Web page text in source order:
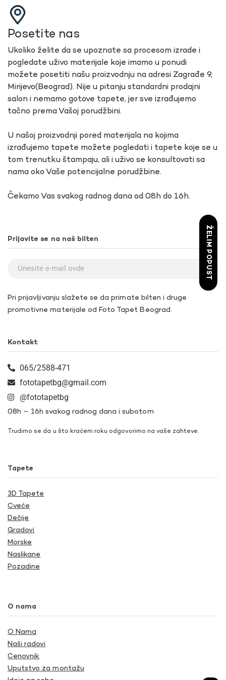
Posetite nas
Ukoliko želite da se upoznate sa procesom izrade i
pogledate uživo materijale koje imamo u ponudi
možete posetiti našu proizvodnju na adresi Zagrađe 9,
Mirijevo(Beograd). Nije u pitanju standardni prodajni
salon i nemamo gotove tapete, jer sve izrađujemo
tačno prema Vašoj porudžbini.
U našoj proizvodnji pored materijala na kojima
izrađujemo tapete možete pogledati i tapete koje se u
tom trenutku štampaju, ali i uživo se konsultovati sa
nama oko Vaše potencijalne porudžbine.
Čekamo Vas svakog radnog dana od 08h do 16h.
Prijavite se na naš bilten
Pri prijavljivanju slažete se da primate bilten i druge
promotivne materijale od Foto Tapet Beograd.
Kontakt
065/2588-471
fototapetbg@gmail.com
@fototapetbg
08h – 16h svakog radnog dana i subotom
Trudimo se da u što kraćem roku odgovorimo na vaše zahteve.
Tapete
3D Tapete
Cveće
Dečije
Gradovi
Morske
Naslikane
Pozadine
O nama
O Nama
Naši radovi
Cenovnik
Uputstvo za montažu
ŽELIM POPUST